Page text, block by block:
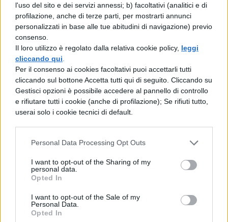
l'uso del sito e dei servizi annessi; b) facoltativi (analitici e di
profilazione, anche di terze parti, per mostrarti annunci
personalizzati in base alle tue abitudini di navigazione) previo
consenso.
Il loro utilizzo è regolato dalla relativa cookie policy, leggi
cliccando qui
Per il consenso ai cookies facoltativi puoi accettarli tutti
cliccando sul bottone Accetta tutti qui di seguito. Cliccando su
Gestisci opzioni è possibile accedere al pannello di controllo
e rifiutare tutti i cookie (anche di profilazione); Se rifiuti tutto,
userai solo i cookie tecnici di default.
Personal Data Processing Opt Outs
I want to opt-out of the Sharing of my
personal data.
Opted In
I want to opt-out of the Sale of my
Personal Data.
Opted In
Non perdere:Game of Thrones: cos’ha in
mente Ditocorto?
Il Trono di Spade 7×04
riassunto: Approdo del Re
Ad Approdo del Re,Cerseiè sempre in
compagnai del banchiere di Braavos: la
Regina è pronta a fare arrivare alla Banca
tutti i soldi dei debiti da saldare, in cambio di
un aiuto più cospicuo in termini di esercito e
navi per sconfiggere Daenerys Targaryen.
Potrebbe interessarti:Il trono di Spade:
Euron Greyjoy sta per morire